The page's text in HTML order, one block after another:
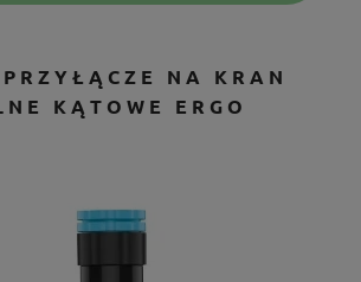
NA KRAN
KĄTOWE ERGO